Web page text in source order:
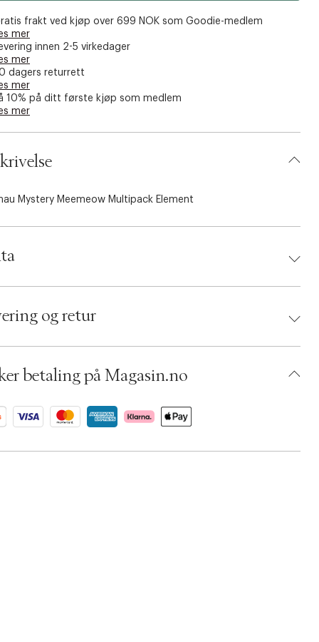
frakt ved kjøp over 699 NOK som Goodie-medlem
mer
innen 2-5 virkedager
mer
dagers returrett
mer
10% på ditt første kjøp som medlem
mer
Mystery Meemeow Multipack Element
810054668909
06792930
og retur
betaling på Magasin.no